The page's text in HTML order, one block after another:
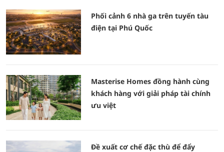
Phối cảnh 6 nhà ga trên tuyến tàu
điện tại Phú Quốc
Masterise Homes đồng hành cùng
khách hàng với giải pháp tài chính
ưu việt
Đề xuất cơ chế đặc thù để đẩy